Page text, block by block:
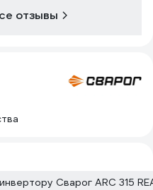
отзывы
Сварог ARC 315